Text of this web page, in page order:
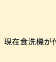
在食洗機が